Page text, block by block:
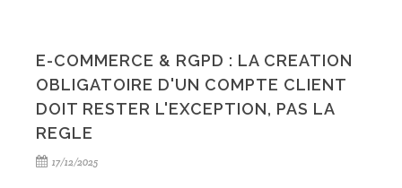
E-COMMERCE & RGPD : LA CREATION
OBLIGATOIRE D'UN COMPTE CLIENT
DOIT RESTER L'EXCEPTION, PAS LA
REGLE
17/12/2025